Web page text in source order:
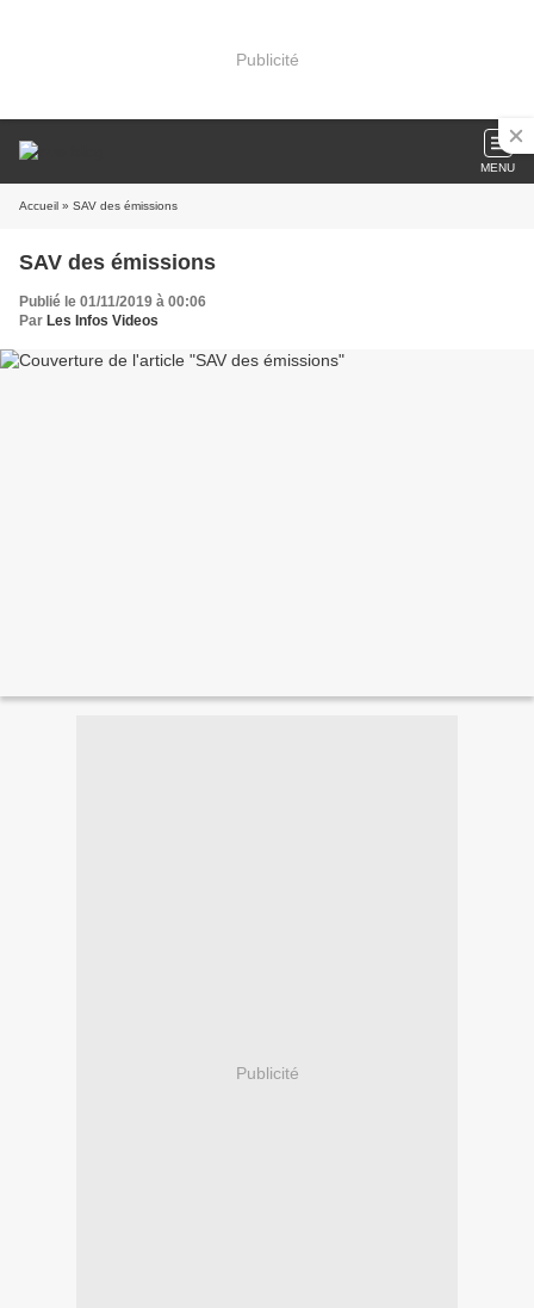
Publicité
MENU
Accueil » SAV des émissions
SAV des émissions
Publié le 01/11/2019 à 00:06
Par Les Infos Videos
Publicité